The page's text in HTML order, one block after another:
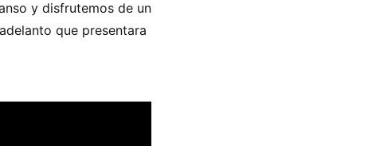
y disfrutemos de un
que presentara